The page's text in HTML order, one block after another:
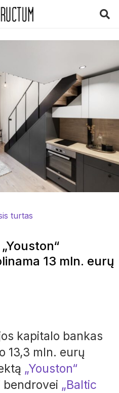
turtas
13 mln. eurų
kapitalo bankas
13,3 mln. eurų
„Youston“
bendrovei „Baltic